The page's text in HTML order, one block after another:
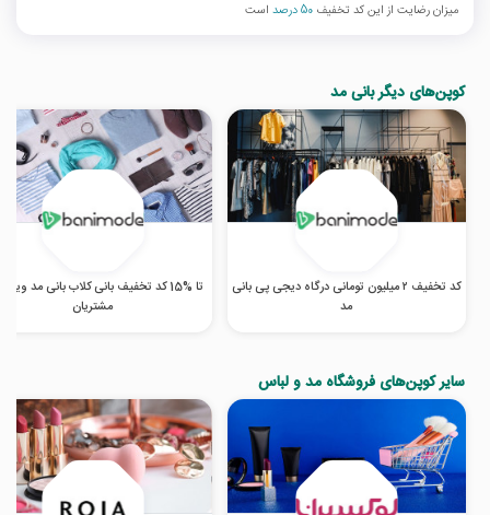
میزان رضایت از این کد تخفیف 50 درصد است
کوپن‌های دیگر بانی مد
کد تخفیف ۲ میلیون تومانی درگاه دیجی پی بانی
مد
تا %15 کد تخفیف بانی کلاب بانی مد
مشتریان
سایر کوپن‌های فروشگاه مد و لباس